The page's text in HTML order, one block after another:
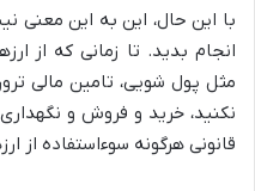
با این حال، این به این معنی
انجام بدید. تا زمانی که از
مثل پول شویی، تامین مالی
نکنید، خرید و فروش و
قانونی هرگونه سوءاستفاده از